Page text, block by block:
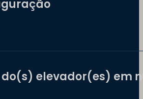
elevador(es) em